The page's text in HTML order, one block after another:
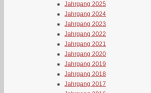
Jahrgang 2025
Jahrgang 2024
Jahrgang 2023
Jahrgang 2022
Jahrgang 2021
Jahrgang 2020
Jahrgang 2019
Jahrgang 2018
Jahrgang 2017